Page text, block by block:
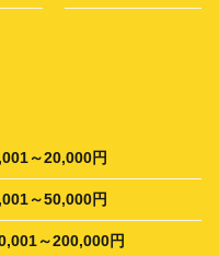
～20,000円
～50,000円
～200,000円